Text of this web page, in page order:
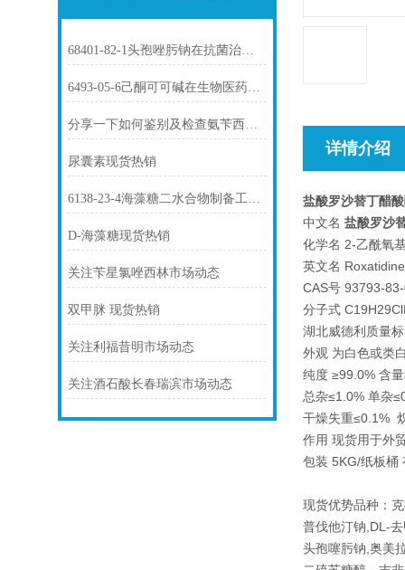
68401-82-1头孢唑肟钠在抗菌治疗中的应用
6493-05-6己酮可可碱在生物医药中的应用
分享一下如何鉴别及检查氨苄西林钠
尿囊素现货热销
6138-23-4海藻糖二水合物制备工艺与质量控制要点
D-海藻糖现货热销
关注苄星氯唑西林市场动态
双甲脒 现货热销
关注利福昔明市场动态
关注酒石酸长春瑞滨市场动态
详情介绍
盐酸罗沙替丁醋
中文名 盐酸罗沙
化学名 2-乙酰氧
英文名
CAS号 93793-
分子式
湖北威德利质量
外观 为白色或类
纯度 ≥99.0% 含
总杂≤1.0% 单杂
干燥失重≤0.1%
作用 现货用于外
包装 5KG/纸板桶
现货优势品种：
普伐他汀钠,DL-
头孢噻肟钠,奥美